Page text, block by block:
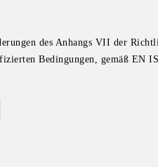
des Anhangs VII der
Bedingungen, gemäß EN